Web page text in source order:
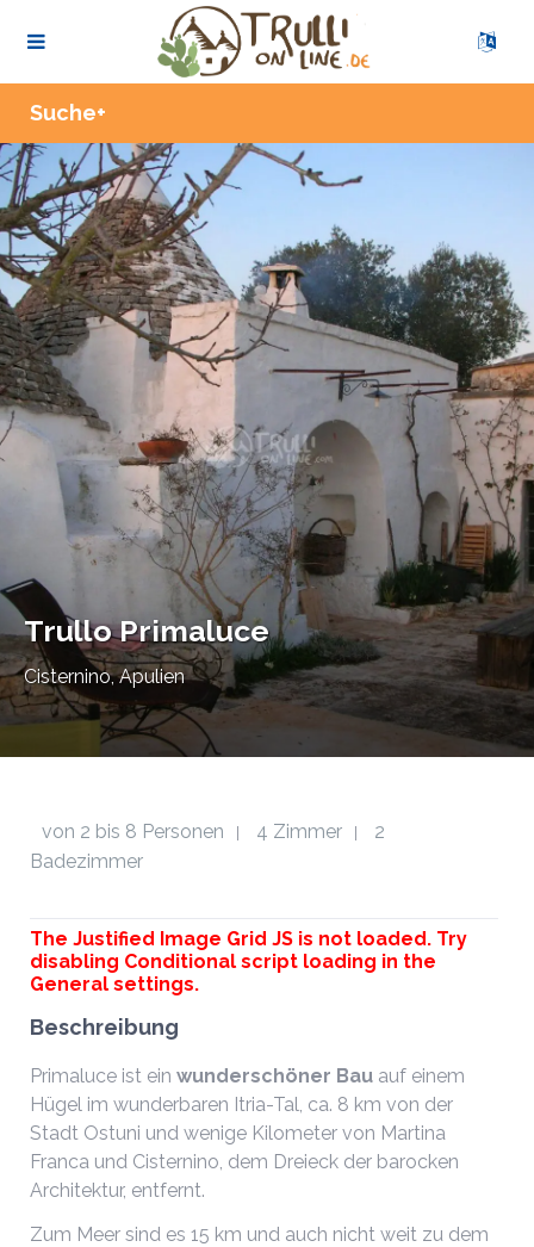
Suche+
Trullo Primaluce
Cisternino, Apulien
von 2 bis 8 Personen 4 Zimmer
2
Badezimmer
The Justified Image Grid JS is not loaded. Try
disabling Conditional script loading in the
General settings.
Beschreibung
Primaluce ist ein wunderschöner Bau auf einem
Hügel im wunderbaren Itria-Tal, ca. 8 km von der
Stadt Ostuni und wenige Kilometer von Martina
Franca und Cisternino, dem Dreieck der barocken
Architektur, entfernt.
Zum Meer sind es 15 km und auch nicht weit zu dem